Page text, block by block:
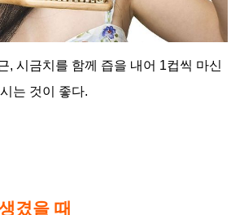
, 시금치를 함께 즙을 내어 1컵씩 마신
는 것이 좋다.
겼을 때